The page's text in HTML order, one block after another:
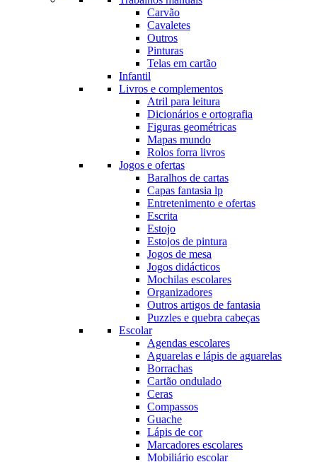
Carvão
Cavaletes
Outros
Pinturas
Telas em cartão
Infantil
Livros e complementos
Atril para leitura
Dicionários e ortografia
Figuras geométricas
Mapas mundo
Rolos forra livros
Jogos e ofertas
Baralhos de cartas
Capas fantasia lp
Entretenimento e ofertas
Escrita
Estojo
Estojos de pintura
Jogos de mesa
Jogos didácticos
Mochilas escolares
Organizadores
Outros artigos de fantasia
Puzzles e quebra cabeças
Escolar
Agendas escolares
Aguarelas e lápis de aguarelas
Borrachas
Cartão ondulado
Ceras
Compassos
Guache
Lápis de cor
Marcadores escolares
Mobiliário escolar